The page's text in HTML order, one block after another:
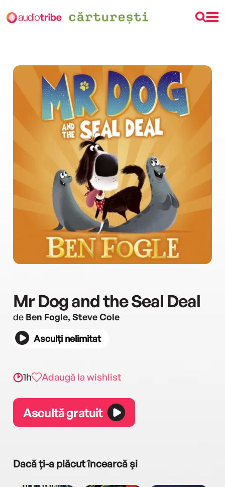
Mr Dog and the Seal Deal
de Ben Fogle, Steve Cole
Asculți nelimitat
1h Adaugă la wishlist
Ascultă gratuit
Dacă ți-a plăcut încearcă și